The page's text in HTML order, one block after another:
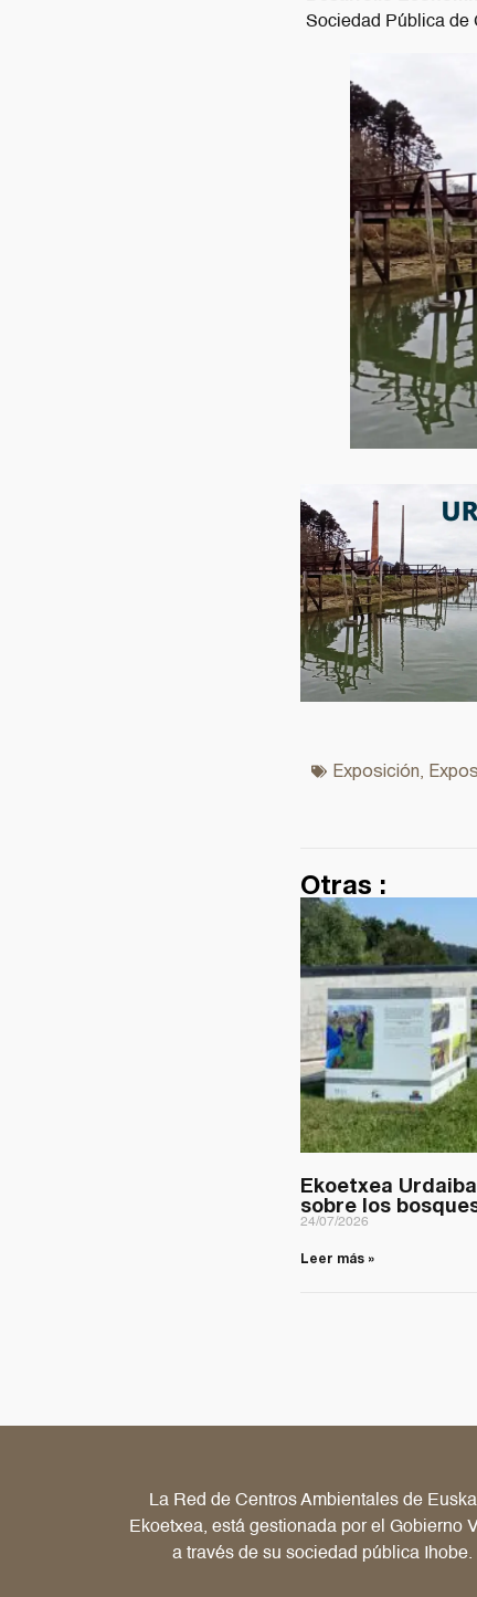
Sociedad Pública de
Exposición,
Otras :
Ekoetxea
sobre los
24/07/2026
Leer más »
La Red de Centros Ambientales de
Ekoetxea, está gestionada por el Gobierno
a través de su sociedad pública Ihobe.